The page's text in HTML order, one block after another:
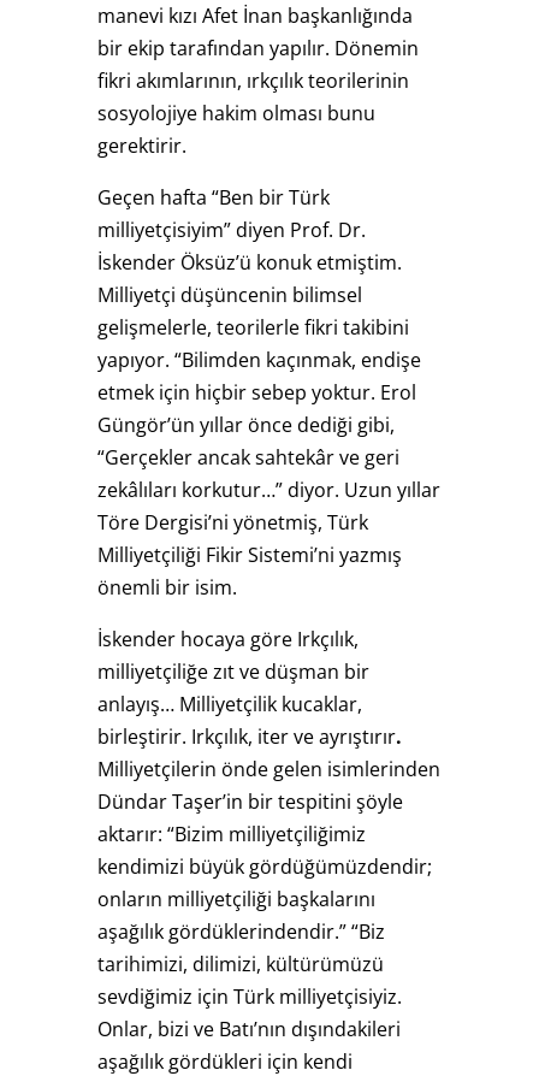
manevi kızı Afet İnan başkanlığında
bir ekip tarafından yapılır. Dönemin
fikri akımlarının, ırkçılık teorilerinin
sosyolojiye hakim olması bunu
gerektirir.
Geçen hafta “Ben bir Türk
milliyetçisiyim” diyen Prof. Dr.
İskender Öksüz’ü konuk etmiştim.
Milliyetçi düşüncenin bilimsel
gelişmelerle, teorilerle fikri takibini
yapıyor. “Bilimden kaçınmak, endişe
etmek için hiçbir sebep yoktur. Erol
Güngör’ün yıllar önce dediği gibi,
“Gerçekler ancak sahtekâr ve geri
zekâlıları korkutur…” diyor. Uzun yıllar
Töre Dergisi’ni yönetmiş, Türk
Milliyetçiliği Fikir Sistemi’ni yazmış
önemli bir isim.
İskender hocaya göre Irkçılık,
milliyetçiliğe zıt ve düşman bir
anlayış… Milliyetçilik kucaklar,
birleştirir. Irkçılık, iter ve ayrıştırır.
Milliyetçilerin önde gelen isimlerinden
Dündar Taşer’in bir tespitini şöyle
aktarır: “Bizim milliyetçiliğimiz
kendimizi büyük gördüğümüzdendir;
onların milliyetçiliği başkalarını
aşağılık gördüklerindendir.” “Biz
tarihimizi, dilimizi, kültürümüzü
sevdiğimiz için Türk milliyetçisiyiz.
Onlar, bizi ve Batı’nın dışındakileri
aşağılık gördükleri için kendi